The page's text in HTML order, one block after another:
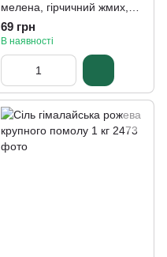
мелена, гірчичний жмих,
клітковина) 1 кг
69 грн
В наявності